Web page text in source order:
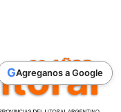
GAgreganos a Google